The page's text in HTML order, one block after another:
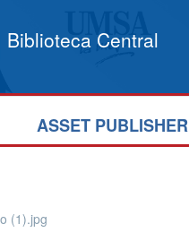
Biblioteca Central
ASSET PUBLISHER
(1).jpg